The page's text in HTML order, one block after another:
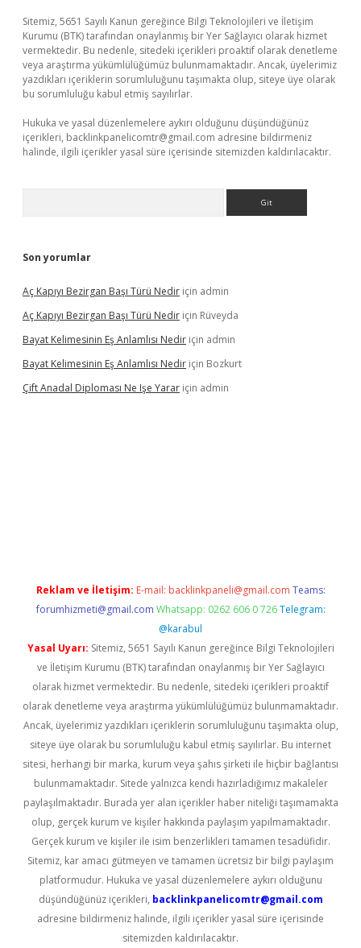
Sitemiz, 5651 Sayılı Kanun gereğince Bilgi Teknolojileri ve İletişim
Kurumu (BTK) tarafından onaylanmış bir Yer Sağlayıcı olarak hizmet
vermektedir. Bu nedenle, sitedeki içerikleri proaktif olarak denetleme
veya araştırma yükümlülüğümüz bulunmamaktadır. Ancak, üyelerimiz
yazdıkları içeriklerin sorumluluğunu taşımakta olup, siteye üye olarak
bu sorumluluğu kabul etmiş sayılırlar.
Hukuka ve yasal düzenlemelere aykırı olduğunu düşündüğünüz
içerikleri, backlinkpanelicomtr@gmail.com adresine bildirmeniz
halinde, ilgili içerikler yasal süre içerisinde sitemizden kaldırılacaktır.
Son yorumlar
Aç Kapıyı Bezirgan Başı Türü Nedir için admin
Aç Kapıyı Bezirgan Başı Türü Nedir için Rüveyda
Bayat Kelimesinin Eş Anlamlısı Nedir için admin
Bayat Kelimesinin Eş Anlamlısı Nedir için Bozkurt
Çift Anadal Diploması Ne Işe Yarar için admin
Reklam ve İletişim: E-mail: backlinkpaneli@gmail.com Teams:
forumhizmeti@gmail.com Whatsapp: 0262 606 0 726 Telegram:
@karabul
Yasal Uyarı: Sitemiz, 5651 Sayılı Kanun gereğince Bilgi Teknolojileri
ve İletişim Kurumu (BTK) tarafından onaylanmış bir Yer Sağlayıcı
olarak hizmet vermektedir. Bu nedenle, sitedeki içerikleri proaktif
olarak denetleme veya araştırma yükümlülüğümüz bulunmamaktadır.
Ancak, üyelerimiz yazdıkları içeriklerin sorumluluğunu taşımakta olup,
siteye üye olarak bu sorumluluğu kabul etmiş sayılırlar. Bu internet
sitesi, herhangi bir marka, kurum veya şahıs şirketi ile hiçbir bağlantısı
bulunmamaktadır. Sitede yalnızca kendi hazırladığımız makaleler
paylaşılmaktadır. Burada yer alan içerikler haber niteliği taşımamakta
olup, gerçek kurum ve kişiler hakkında paylaşım yapılmamaktadır.
Gerçek kurum ve kişiler ile isim benzerlikleri tamamen tesadüfidir.
Sitemiz, kar amacı gütmeyen ve tamamen ücretsiz bir bilgi paylaşım
platformudur. Hukuka ve yasal düzenlemelere aykırı olduğunu
düşündüğünüz içerikleri, backlinkpanelicomtr@gmail.com
adresine bildirmeniz halinde, ilgili içerikler yasal süre içerisinde
sitemizden kaldırılacaktır.